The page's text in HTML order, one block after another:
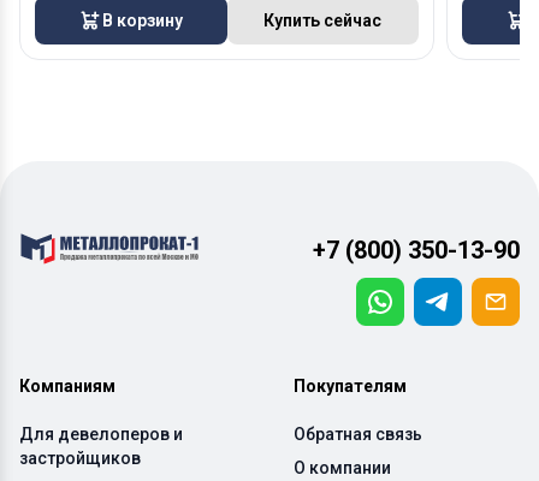
В корзину Купить сейчас
+7 (800) 350-13-90
Компаниям
Для девелоперов и
застройщиков
Покупателям
Обратная связь
О компании